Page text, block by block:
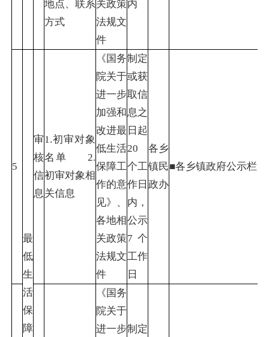
地点、联系
方式
关政策
法规文
件
内
5
最
低
生
活
保
障
审
核
信
息
1.初审对象
名单 2.
初审对象相
关信息
《国务
院关于
进一步
加强和
改进最
低生活
保障工
作的意
见》、
各地相
关政策
法规文
件
制定
或获
取信
息之
日起
20
个工
作日
内，
公示
7个
工作
日
各乡
镇民
政办
■各乡镇政府公示栏
《国务
院关于
进一步制定